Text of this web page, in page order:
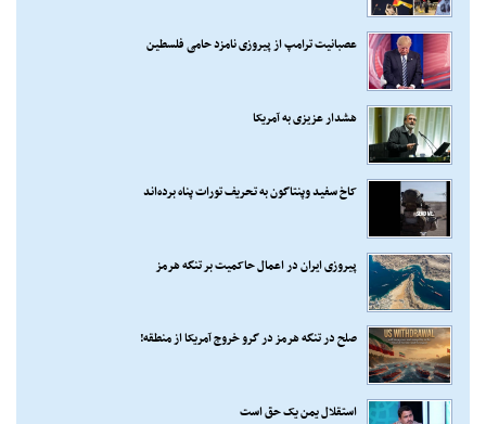
عصبانیت ترامپ از پیروزی نامزد حامی فلسطین
هشدار عزیزی به آمریکا
کاخ سفید وپنتاگون به تحریف تورات پناه برده‌اند
پیروزی ایران در اعمال حاکمیت بر تنگه هرمز
صلح در تنگه هرمز در گرو خروج آمریکا از منطقه!
استقلال یمن یک حق است